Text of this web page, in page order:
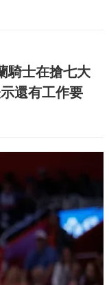
騎士在搶七大
還有工作要